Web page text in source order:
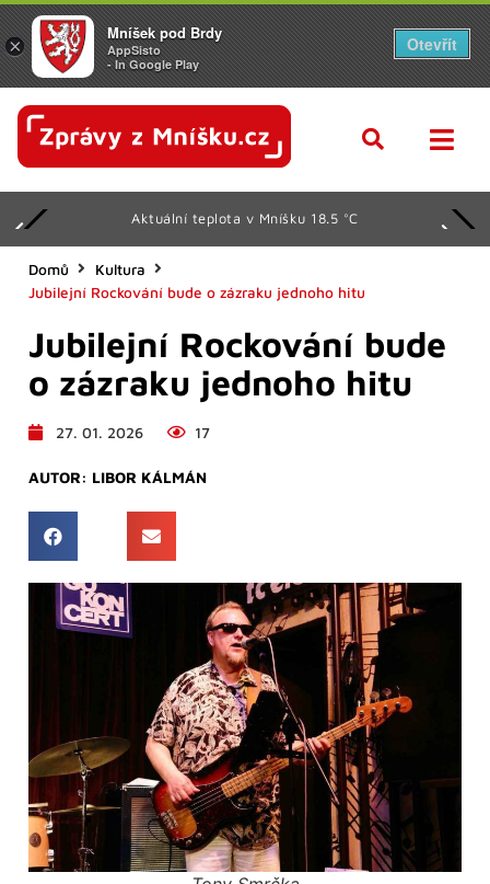
Aktuální teplota v Mníšku 18.5 °C
Domů
Kultura
Jubilejní Rockování bude o zázraku jednoho hitu
Jubilejní Rockování bude
o zázraku jednoho hitu
27. 01. 2026 17
AUTOR: LIBOR KÁLMÁN
×
Mníšek pod Brdy
AppSisto
- In Google Play
Otevřít